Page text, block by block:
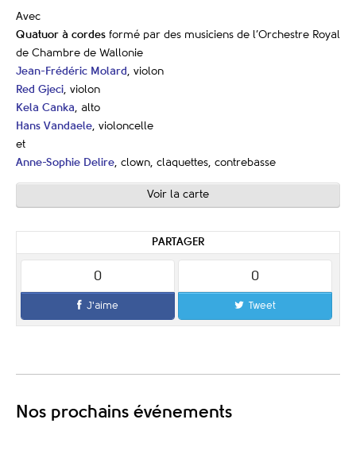
Avec
Quatuor à cordes formé par des musiciens de l’Orchestre Royal
de Chambre de Wallonie
Jean-Frédéric Molard, violon
Red Gjeci, violon
Kela Canka, alto
Hans Vandaele, violoncelle
et
Anne-Sophie Delire, clown, claquettes, contrebasse
Voir la carte
PARTAGER
0
J'aime
0
Tweet
Nos prochains événements